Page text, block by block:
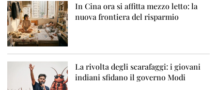
In Cina ora si affitta mezzo letto: la
nuova frontiera del risparmio
La rivolta degli scarafaggi: i giovani
indiani sfidano il governo Modi